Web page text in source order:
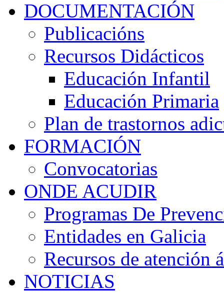
DOCUMENTACIÓN
Publicacións
Recursos Didácticos
Educación Infantil
Educación Primaria
Plan de trastornos
FORMACIÓN
Convocatorias
ONDE ACUDIR
Programas De
Entidades en Galicia
Recursos de atención
NOTICIAS